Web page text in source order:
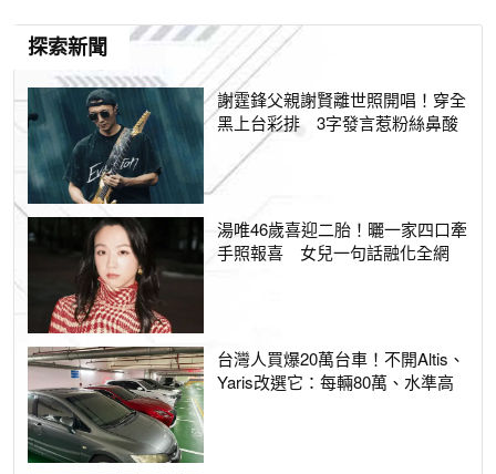
探索新聞
謝霆鋒父親謝賢離世照開唱！穿全
黑上台彩排 3字發言惹粉絲鼻酸
湯唯46歲喜迎二胎！曬一家四口牽
手照報喜 女兒一句話融化全網
台灣人買爆20萬台車！不開Altis、
Yaris改選它：每輛80萬、水準高